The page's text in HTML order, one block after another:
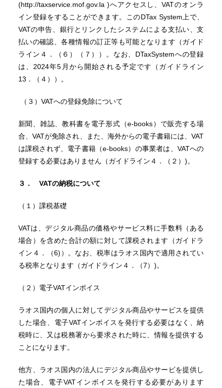
(http://taxservice.mof.gov.la )へアクセスし、VATのオンラ
イン登録をすることができます。このDTax System上で、
VATの申告、銀行とリンクしたシステムによる支払い、支
払いの確認、各種情報の訂正等も可能となります（ガイド
ライン４．（６）（７））。なお、DTaxSystemへの登録
は、2024年5月から開始される予定です（ガイドライン
13．（４））。
（３）VATへの登録免除について
新聞、雑誌、教科書を電子形式（e-books）で販売する場
合、VATが免除され、また、海外からの電子書籍には、VAT
は課税されず、電子書籍（e-books）の事業者は、VATへの
登録する必要はありません（ガイドライン４．（２）)。
３． VATの納税について
（１）課税基礎
VATは、デジタル商品の価格やサービス料に手数料（ある
場合）を含めた合計の額に対して課税されます（ガイドラ
イン４．（6)）。なお、税率はラオス国内で適用されてい
る税率となります（ガイドライン４．（7）)。
（２）電子VATインボイス
ラオス国内の個人に対してデジタル商品やサービスを提供
した場合、電子VATインボイスを発行する必要はなく、納
税時に、又は税務署から要求された時に、情報を提供する
ことになります。
他方、ラオス国内の法人にデジタル商品やサービを提供し
た場合、電子VATインボイスを発行する必要があります